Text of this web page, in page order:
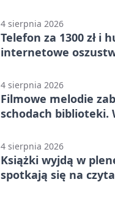
4 sierpnia 2026
Telefon za 1300 zł i
internetowe
4 sierpnia 2026
Filmowe melodie
schodach biblioteki.
4 sierpnia 2026
Książki wyjdą w
spotkają się na